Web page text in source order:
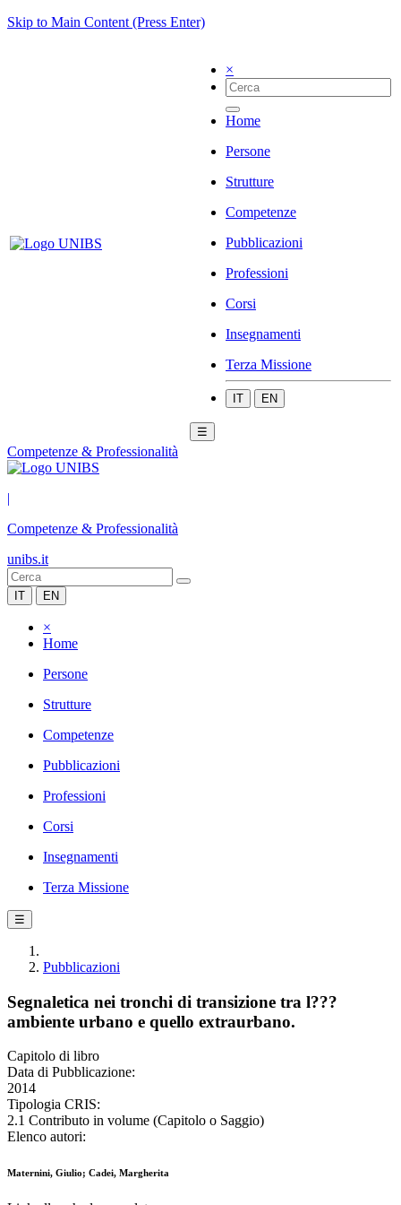
Skip to Main Content (Press Enter)
×
Home
Persone
Strutture
Competenze
Pubblicazioni
Professioni
Corsi
Insegnamenti
Terza Missione
IT EN
☰
Competenze & Professionalità
|
Competenze & Professionalità
unibs.it
IT EN
×
Home
Persone
Strutture
Competenze
Pubblicazioni
Professioni
Corsi
Insegnamenti
Terza Missione
☰
Pubblicazioni
Segnaletica nei tronchi di transizione tra l???
ambiente urbano e quello extraurbano.
Capitolo di libro
Data di Pubblicazione:
2014
Tipologia CRIS:
2.1 Contributo in volume (Capitolo o Saggio)
Elenco autori:
Maternini, Giulio; Cadei, Margherita